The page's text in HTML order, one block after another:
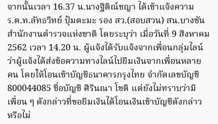
จากนั้นเวลา 16.37 น.นางฐิติณ์ชญา ได้เข้าแจ้งความ
ร.ต.ท.ลัทธวิทย์ ปุ้มตะมะ รอง สว.(สอบสวน) สน.บางชัน
สำนักงานตำรวจแห่งชาติ โดยระบุว่า เมื่อวันที่ 9 สิงหาคม
2562 เวลา 14.20 น. ผู้แจ้งได้รับแจ้งจากเพื่อนกลุ่มไลน์
ว่าผู้แจ้งได้ส่งข้อความทางไลน์ไปยืมเงินจากเพื่อนหลาย
คน โดยให้โอนเข้าบัญชีธนาคารกรุงไทย จำกัดเลขบัญชี
800044085 ชื่อบัญชี ศิรินณา โชติ แต่ยังไม่ทราบว่ามี
เพื่อน ๆ ดังกล่าวที่ขอยืมเงินได้โอนเงินเข้าบัญชีดังกล่าว
หรือไม่